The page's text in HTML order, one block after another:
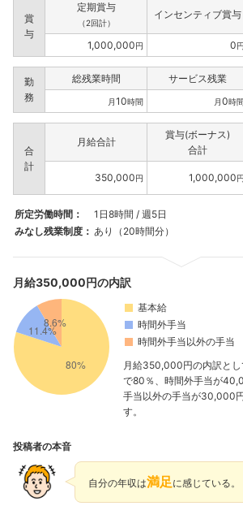
賞
与
定期賞与
（2回計）
インセンティブ賞与
1,000,000円 0円
勤
務
総残業時間 サービス残業
月10時間 月0時
合
計
月給合計
賞与(ボーナス)
合計
350,000円 1,000,000円
所定労働時間：
1日8時間 / 週5日
みなし残業制度： あり（20時間分）
月給350,000円の内訳
基本給
時間外手当
時間外手当以外の手当
月給350,000円の内訳と
で80％、時間外手当が
手当以外の手当が30,000
す。
投稿者の本音
自分の年収は満足 に感じている。